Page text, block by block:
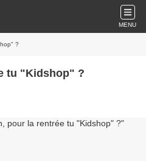
MENU
?
tu "Kidshop" ?